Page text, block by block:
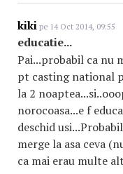
kiki pe 14 Oct 2014, 09:55
educatie...
Pai...probabil ca nu
pt casting national
la 2
norocoasa...e f
deschid
merge la asa ceva
ca mai erau multe